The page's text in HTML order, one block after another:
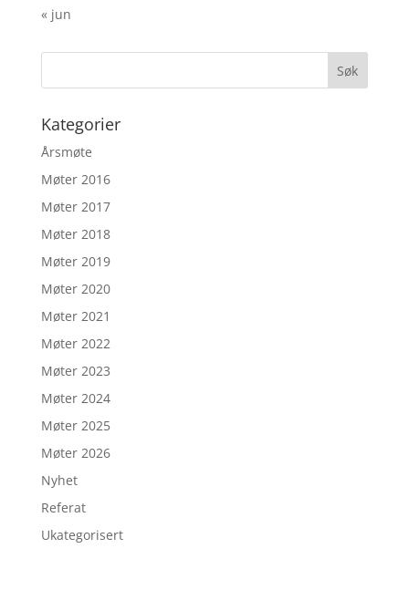
« jun
Kategorier
Årsmøte
Møter 2016
Møter 2017
Møter 2018
Møter 2019
Møter 2020
Møter 2021
Møter 2022
Møter 2023
Møter 2024
Møter 2025
Møter 2026
Nyhet
Referat
Ukategorisert